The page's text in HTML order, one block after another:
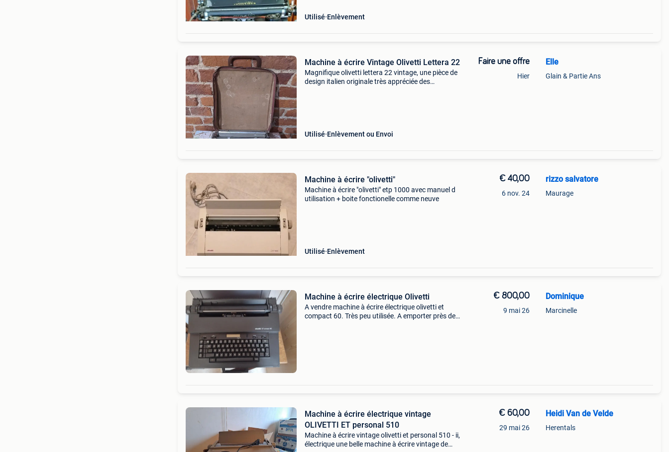
Utilisé Enlèvement
Machine à écrire Vintage Olivetti Lettera 22
Magnifique olivetti lettera 22 vintage, une pièce de
design italien originale très appréciée des
Utilisé Enlèvement ou Envoi
Faire une offre
Hier
Elle
Glain & Partie Ans
Machine à écrire "olivetti"
Machine à écrire "olivetti" etp 1000 avec manuel d
utilisation + boite fonctionelle comme neuve
Utilisé Enlèvement
€ 40,00
6 nov. 24
rizzo salvatore
Maurage
Machine à écrire électrique Olivetti
A vendre machine à écrire électrique olivetti et
compact 60. Très peu utilisée. A emporter près de
€ 800,00
9 mai 26
Dominique
Marcinelle
Machine à écrire électrique vintage
OLIVETTI ET personal 510
Machine à écrire vintage olivetti et personal 510 - ii,
électrique une belle machine à écrire vintage de
€ 60,00
29 mai 26
Heidi Van de Velde
Herentals